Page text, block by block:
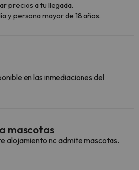
precios a tu llegada.
y persona mayor de 18 años.
en las inmediaciones del
mascotas
alojamiento no admite mascotas.